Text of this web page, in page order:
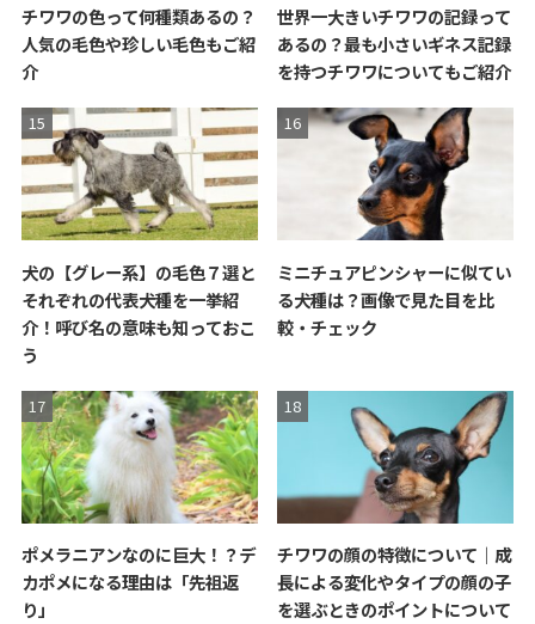
チワワの色って何種類あるの？
人気の毛色や珍しい毛色もご紹
介
世界一大きいチワワの記録って
あるの？最も小さいギネス記録
を持つチワワについてもご紹介
犬の【グレー系】の毛色７選と
それぞれの代表犬種を一挙紹
介！呼び名の意味も知っておこ
う
ミニチュアピンシャーに似てい
る犬種は？画像で見た目を比
較・チェック
ポメラニアンなのに巨大！？デ
カポメになる理由は「先祖返
り」
チワワの顔の特徴について｜成
長による変化やタイプの顔の子
を選ぶときのポイントについて